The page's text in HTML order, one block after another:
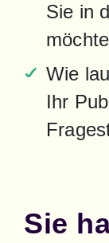
Sie in
Wie
Ihr
Sie